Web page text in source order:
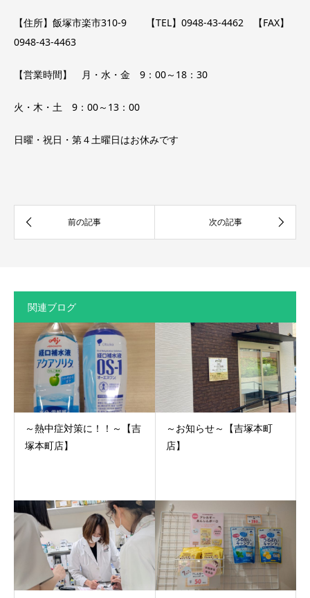
【住所】飯塚市楽市310-9 【TEL】0948-43-4462 【FAX】
0948-43-4463
【営業時間】 月・水・金 9：00～18：30
火・木・土 9：00～13：00
日曜・祝日・第４土曜日はお休みです
関連ブログ
～熱中症対策に！！～【吉
塚本町店】
～お知らせ～【吉塚本町
店】